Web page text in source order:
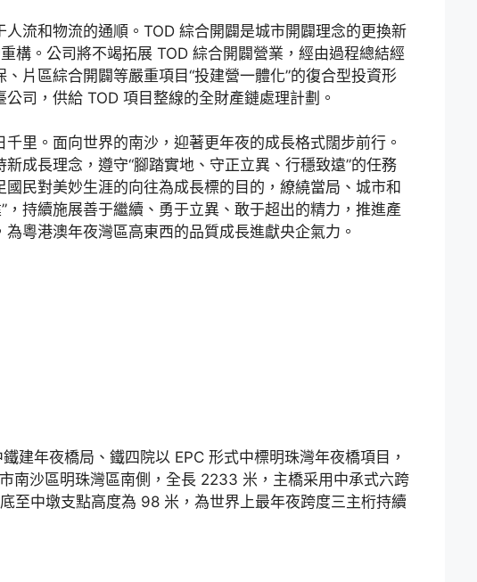
流和物流的通順。TOD 綜合開闢是城市開闢理念的更換新
構。公司將不竭拓展 TOD 綜合開闢營業，經由過程總結經
片區綜合開闢等嚴重項目“投建營一體化”的復合型投資形
司，供給 TOD 項目整線的全財產鏈處理計劃。
里。面向世界的南沙，迎著更年夜的成長格式闊步前行。
成長理念，遵守“腳踏實地、守正立異、行穩致遠”的任務
民對美妙生涯的向往為成長標的目的，繚繞當局、城市和
，持續施展善于繼續、勇于立異、敢于超出的精力，推進產
粵港澳年夜灣區高東西的品質成長進獻央企氣力。
建年夜橋局、鐵四院以 EPC 形式中標明珠灣年夜橋項目，
南沙區明珠灣區南側，全長 2233 米，主橋采用中承式六跨
至中墩支點高度為 98 米，為世界上最年夜跨度三主桁持續